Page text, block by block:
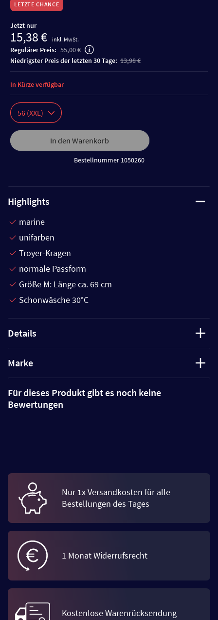
LETZTE CHANCE
Jetzt nur
15,38 € inkl. MwSt.
Regulärer Preis: 55,00 €
niedrigster Preis der letzten 30 Tage: 13,98 €
56 (XXL)
In den Warenkorb
Bestellnummer 1050260
In Kürze verfügbar
Highlights
marine
unifarben
Troyer-Kragen
normale Passform
Größe M: Länge ca. 69 cm
Schonwäsche 30°C
Details
Marke
Für dieses Produkt gibt es noch keine
Bewertungen
Nur 1x Versandkosten für alle
Bestellungen des Tages
1 Monat Widerrufsrecht
Kostenlose Warenrücksendung